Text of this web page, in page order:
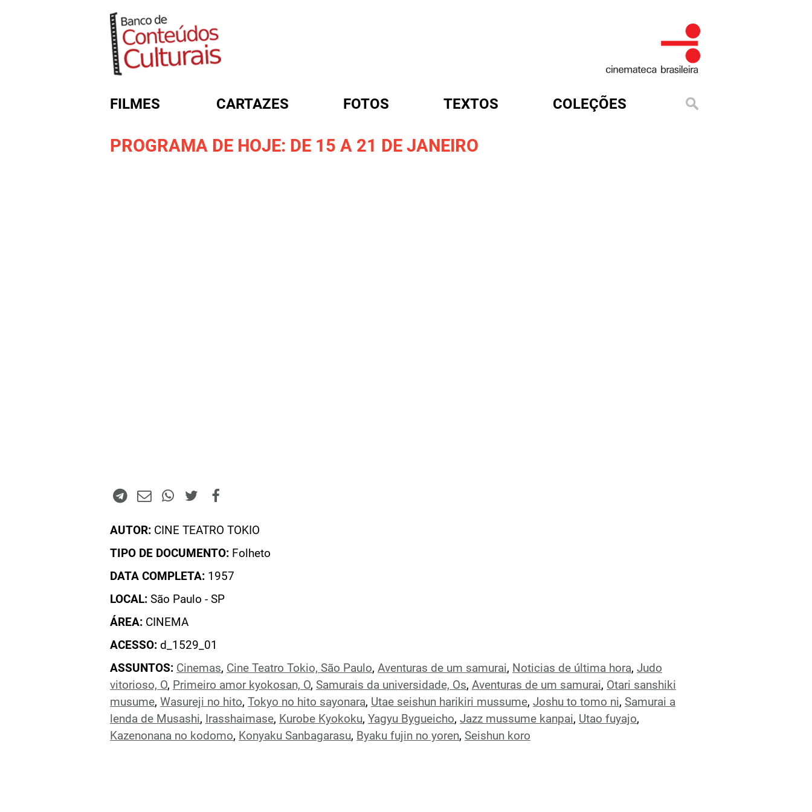
FILMES CARTAZES FOTOS TEXTOS COLEÇÕES
PROGRAMA DE HOJE: DE 15 A 21 DE JANEIRO
AUTOR: CINE TEATRO TOKIO
TIPO DE DOCUMENTO: Folheto
DATA COMPLETA: 1957
LOCAL: São Paulo - SP
ÁREA: CINEMA
ACESSO: d_1529_01
ASSUNTOS: Cinemas, Cine Teatro Tokio, São Paulo, Aventuras de um samurai, Noticias de última hora, Judo
vitorioso, O, Primeiro amor kyokosan, O, Samurais da universidade, Os, Aventuras de um samurai, Otari sanshiki
musume, Wasureji no hito, Tokyo no hito sayonara, Utae seishun harikiri mussume, Joshu to tomo ni, Samurai a
lenda de Musashi, Irasshaimase, Kurobe Kyokoku, Yagyu Bygueicho, Jazz mussume kanpai, Utao fuyajo,
Kazenonana no kodomo, Konyaku Sanbagarasu, Byaku fujin no yoren, Seishun koro